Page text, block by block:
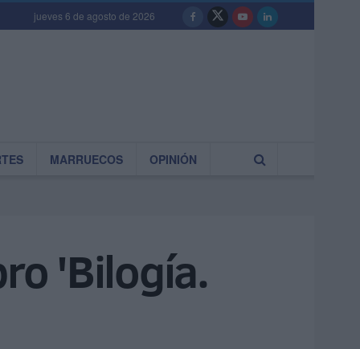
jueves 6 de agosto de 2026
MARRUECOS OPINIÓN
'Bilogía.